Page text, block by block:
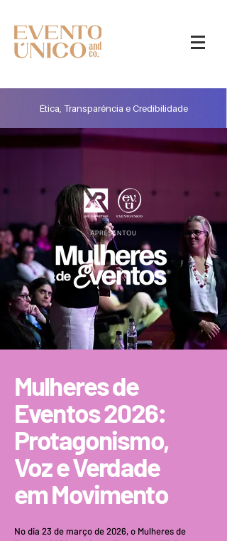
Ética, Transparência e Credibilidade
Mulheres de
Eventos 2026:
Protagonismo,
Voz e Verdade
em Movimento
No dia 23 de março de 2026, o Mulheres de